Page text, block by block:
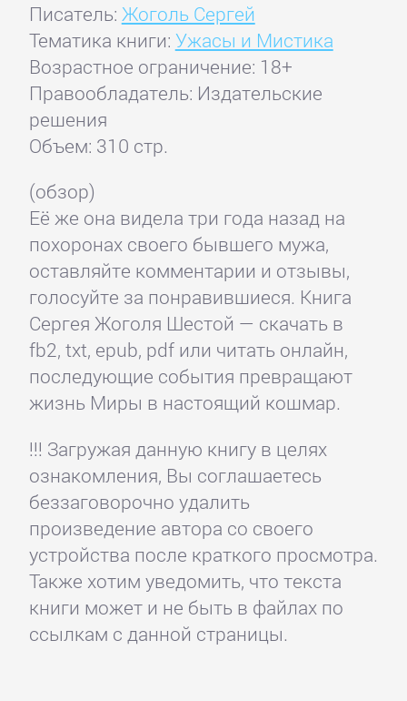
Писатель: Жоголь Сергей
Тематика книги: Ужасы и Мистика
Возрастное ограничение: 18+
Правообладатель: Издательские
решения
Объем: 310 стр.
(обзор)
Её же она видела три года назад на
похоронах своего бывшего мужа,
оставляйте комментарии и отзывы,
голосуйте за понравившиеся. Книга
Сергея Жоголя Шестой — скачать в
fb2, txt, epub, pdf или читать онлайн,
последующие события превращают
жизнь Миры в настоящий кошмар.
!!! Загружая данную книгу в целях
ознакомления, Вы соглашаетесь
беззаговорочно удалить
произведение автора со своего
устройства после краткого просмотра.
Также хотим уведомить, что текста
книги может и не быть в файлах по
ссылкам с данной страницы.